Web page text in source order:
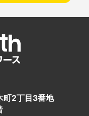
町2丁目3番地